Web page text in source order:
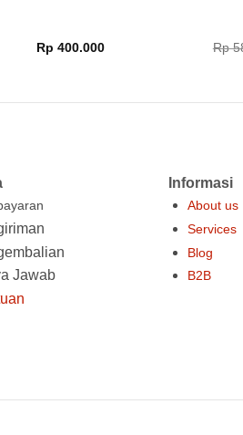
Rp 400.000 Rp
Jawab
Informasi
About us
Services
Blog
B2B